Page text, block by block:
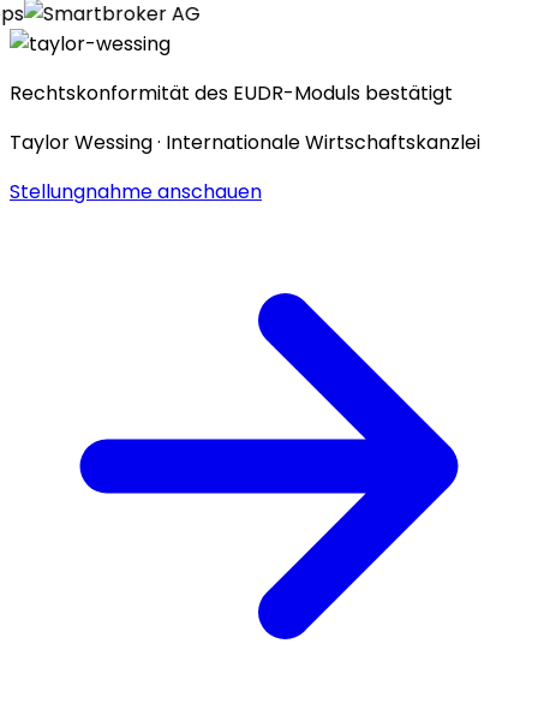
Rechtskonformität des EUDR-Moduls bestätigt
Taylor Wessing · Internationale Wirtschaftskanzlei
Stellungnahme anschauen